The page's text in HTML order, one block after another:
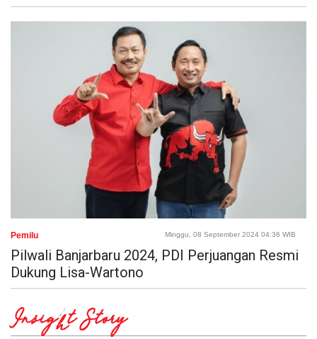
Pemilu Minggu, 08 September 2024 04:36 WIB
Pilwali Banjarbaru 2024, PDI Perjuangan Resmi
Dukung Lisa-Wartono
Insight Story